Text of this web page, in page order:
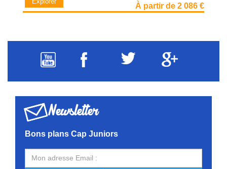
À partir de 2 086 €
Newsletter
Bons plans Cap Juniors